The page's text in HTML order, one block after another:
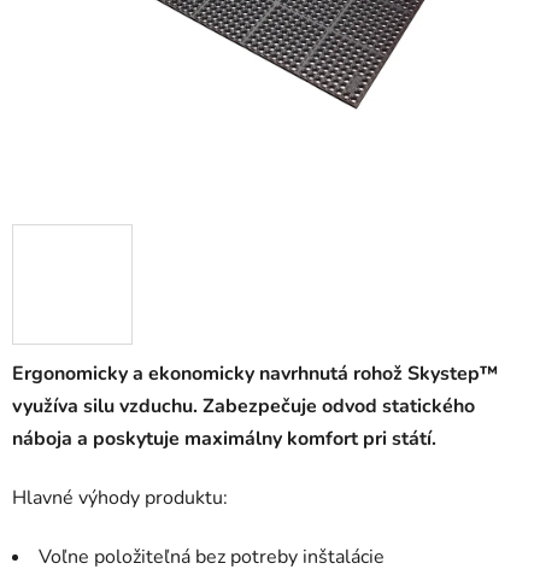
Ergonomicky a ekonomicky navrhnutá rohož Skystep™
využíva silu vzduchu. Zabezpečuje odvod statického
náboja a poskytuje maximálny komfort pri státí.
Hlavné výhody produktu:
Voľne položiteľná bez potreby inštalácie